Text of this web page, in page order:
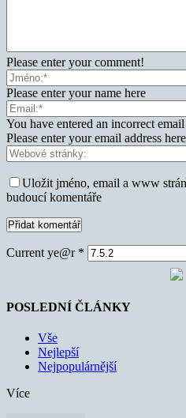
Please enter your comment!
Please enter your name here
You have entered an incorrect email
Please enter your email address here
Uložit jméno, email a www
budoucí komentáře
Current ye@r *
POSLEDNÍ ČLÁNKY
Vše
Nejlepší
Nejpopulárnější
Více